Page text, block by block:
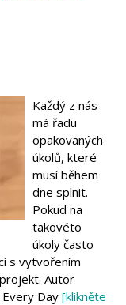
Každý z nás
má řadu
opakovaných
úkolů, které
musí během
dne splnit.
Pokud na
takovéto
úkoly často
s vytvořením
Autor
Day [klikněte